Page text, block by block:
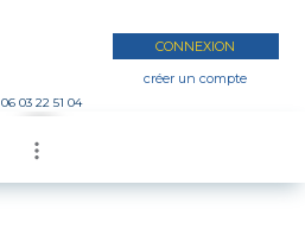
06 03 22 51 04
CONNEXION
créer un compte